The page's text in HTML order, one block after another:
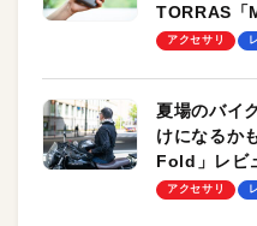
TORRAS「
ーも
アクセサリ
夏場のバイ
けになるか
Fold」レビ
却プレート
アクセサリ